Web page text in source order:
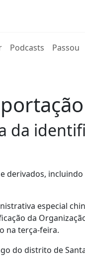
(current)
Podcasts Passou
da
especial
da
na terça-feira.
do distrito de